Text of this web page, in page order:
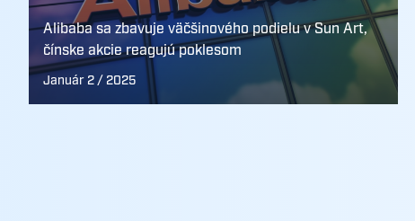
Alibaba sa zbavuje väčšinového podielu v Sun Art,
čínske akcie reagujú poklesom
Január 2 / 2025